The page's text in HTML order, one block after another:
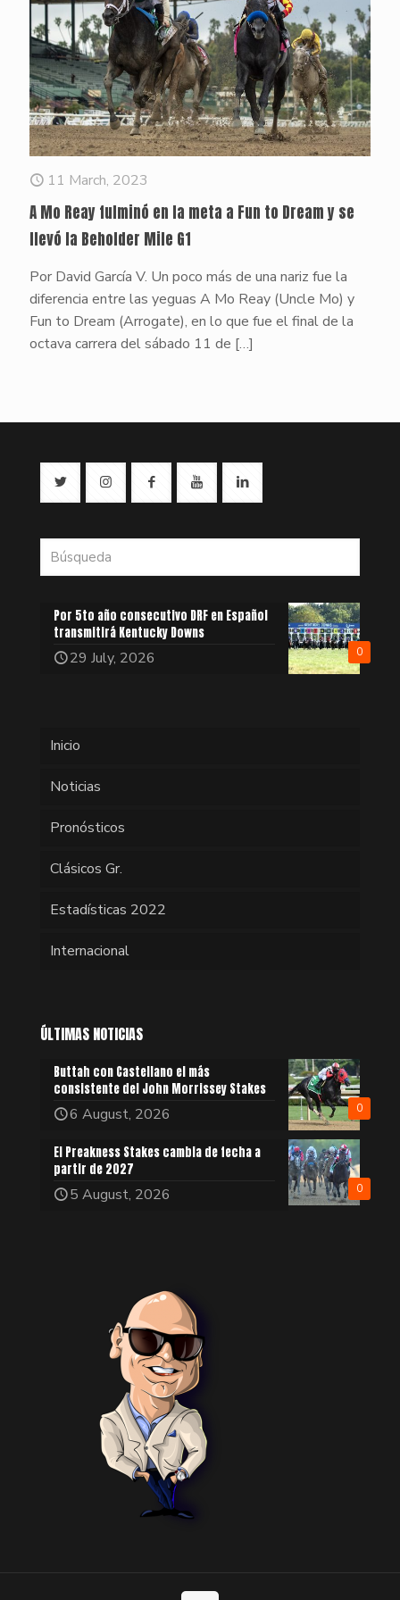
11 March, 2023
A Mo Reay fulminó en la meta a Fun to Dream y se
llevó la Beholder Mile G1
Por David García V. Un poco más de una nariz fue la
diferencia entre las yeguas A Mo Reay (Uncle Mo) y
Fun to Dream (Arrogate), en lo que fue el final de la
octava carrera del sábado 11 de […]
0
Por 5to año consecutivo DRF en Español
transmitirá Kentucky Downs
29 July, 2026
Inicio
Noticias
Pronósticos
Clásicos Gr.
Estadísticas 2022
Internacional
ÚLTIMAS NOTICIAS
0
Buttah con Castellano el más
consistente del John Morrissey Stakes
6 August, 2026
0
El Preakness Stakes cambia de fecha a
partir de 2027
5 August, 2026